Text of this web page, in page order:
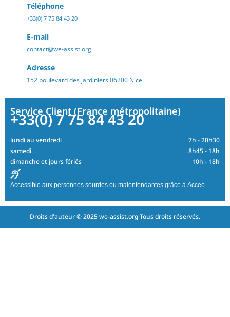
Téléphone
+33(0) 7 75 84 43 20
E-mail
contact@we-assist.org
Adresse
152 boulevard des jardiniers 06200 Nice
Service Client (France métropolitaine)
+33(0) 7 75 84 43 20
lundi au vendredi
7h - 20h30
samedi
8h45 - 18h
dimanche et jours fériés
10h - 18h
Accessible aux personnes sourdes ou malentendantes grâce à Acceo.
Droits d'auteur © 2025 we-assist.org Tous droits réservés.